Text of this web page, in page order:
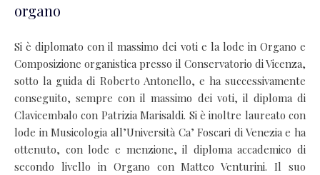
organo
Si è diplomato con il massimo dei voti e la lode in Organo e
Composizione organistica presso il Conservatorio di Vicenza,
sotto la guida di Roberto Antonello, e ha successivamente
conseguito, sempre con il massimo dei voti, il diploma di
Clavicembalo con Patrizia Marisaldi. Si è inoltre laureato con
lode in Musicologia all’Università Ca’ Foscari di Venezia e ha
ottenuto, con lode e menzione, il diploma accademico di
secondo livello in Organo con Matteo Venturini. Il suo